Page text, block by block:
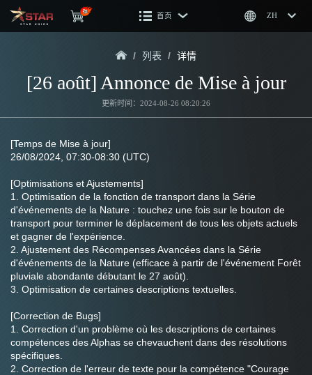
首页 ZH
/ 列表 / 详情
[26 août] Annonce de Mise à jour
更新时间：2024-08-26 08:20:26
[Temps de Mise à jour]
26/08/2024, 07:30-08:30 (UTC)
[Optimisations et Ajustements]
1. Optimisation de la fonction de transport dans la Série
d'événements de la Nature : touchez une fois sur le bouton de
transport pour terminer le déplacement de tous les objets actuels
et gagner de l'expérience.
2. Ajustement des Récompenses Avancées dans la Série
d'événements de la Nature (efficace à partir de l'événement Forêt
pluviale abondante débutant le 27 août).
3. Optimisation de certaines descriptions textuelles.
[Correction de Bugs]
1. Correction d'un problème où les descriptions de certaines
compétences des Alphas se chevauchent dans des résolutions
spécifiques.
2. Correction de l'erreur de texte pour la compétence "Courage